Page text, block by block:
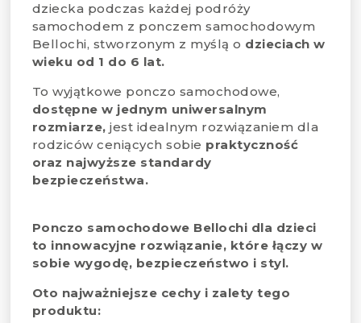
dziecka podczas każdej podróży
samochodem z ponczem samochodowym
Bellochi, stworzonym z myślą o dzieciach w
wieku od 1 do 6 lat.
To wyjątkowe ponczo samochodowe,
dostępne w jednym uniwersalnym
rozmiarze, jest idealnym rozwiązaniem dla
rodziców ceniących sobie praktyczność
oraz najwyższe standardy
bezpieczeństwa.
Ponczo samochodowe Bellochi dla dzieci
to innowacyjne rozwiązanie, które łączy w
sobie wygodę, bezpieczeństwo i styl.
Oto najważniejsze cechy i zalety tego
produktu: